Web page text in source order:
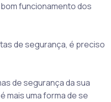
funcionamento dos
de segurança, é preciso
de segurança da sua
mais uma forma de se